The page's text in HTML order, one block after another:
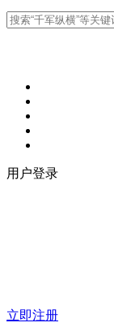
用户登录
立即注册